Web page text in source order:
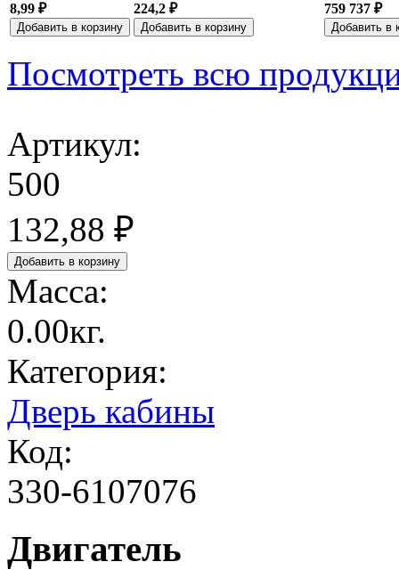
8,99 ₽
224,2 ₽
759 737 ₽
Посмотреть всю
Артикул:
500
132,88 ₽
Масса:
0.00кг.
Категория:
Дверь кабины
Код:
330-6107076
Двигатель